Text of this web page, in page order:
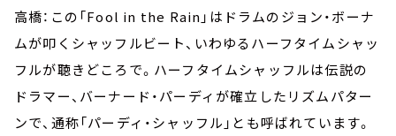
高橋：この「Fool in the Rain」はドラムのジョン・ボーナ
ムが叩くシャッフルビート、いわゆるハーフタイムシャッ
フルが聴きどころで。ハーフタイムシャッフルは伝説の
ドラマー、バーナード・パーディが確立したリズムパター
ンで、通称「パーディ・シャッフル」とも呼ばれています。